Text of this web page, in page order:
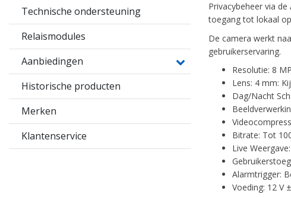
Technische ondersteuning
Relaismodules
Aanbiedingen
Historische producten
Merken
Klantenservice
Privacybeheer via
toegang tot lokaal
De camera werkt
gebruikerservaring.
Resolutie: 8
Lens: 4 mm:
Dag/Nacht
Bitrate: Tot
Live
Alarmtrigger:
Voeding: 12 V